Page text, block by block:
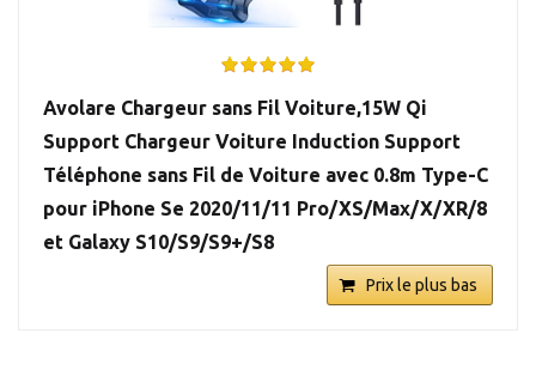
Avolare Chargeur sans Fil Voiture,15W Qi
Support Chargeur Voiture Induction Support
Téléphone sans Fil de Voiture avec 0.8m Type-C
pour iPhone Se 2020/11/11 Pro/XS/Max/X/XR/8
et Galaxy S10/S9/S9+/S8
Prix le plus bas